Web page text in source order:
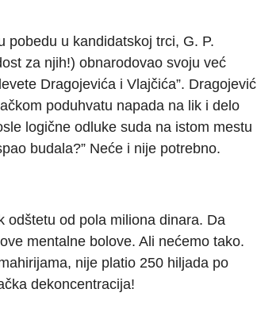
pobedu u kandidatskoj trci, G. P.
za njih!) obnarodovao svoju već
Dragojevića i Vlajčića”. Dragojević
poduhvatu napada na lik i delo
logične odluke suda na istom mestu
budala?” Neće i nije potrebno.
odštetu od pola miliona dinara. Da
mentalne bolove. Ali nećemo tako.
nije platio 250 hiljada po
dekoncentracija!